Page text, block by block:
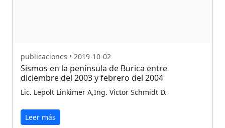
publicaciones • 2019-10-02
Sismos en la península de Burica entre
diciembre del 2003 y febrero del 2004
Lic. Lepolt Linkimer A,Ing. Víctor Schmidt D.
Leer más